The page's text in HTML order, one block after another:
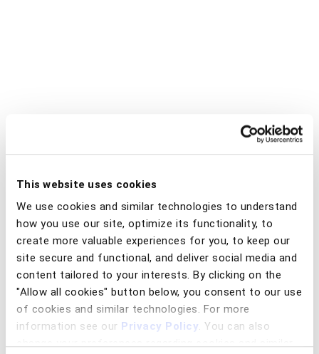
This website uses cookies
We use cookies and similar technologies to understand
how you use our site, optimize its functionality, to
create more valuable experiences for you, to keep our
site secure and functional, and deliver social media and
content tailored to your interests. By clicking on the
"Allow all cookies" button below, you consent to our use
of cookies and similar technologies. For more
information see our Privacy Policy. You can also
change your preferences regarding cookies and similar